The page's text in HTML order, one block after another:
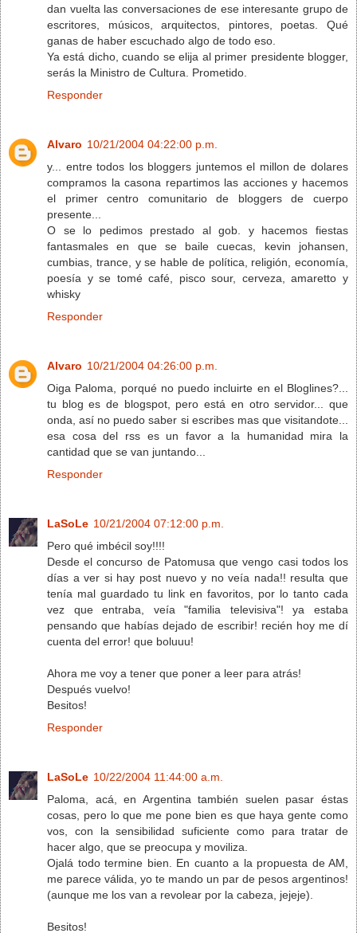
dan vuelta las conversaciones de ese interesante grupo de
escritores, músicos, arquitectos, pintores, poetas. Qué
ganas de haber escuchado algo de todo eso.
Ya está dicho, cuando se elija al primer presidente blogger,
serás la Ministro de Cultura. Prometido.
Responder
Alvaro 10/21/2004 04:22:00 p.m.
y... entre todos los bloggers juntemos el millon de dolares
compramos la casona repartimos las acciones y hacemos
el primer centro comunitario de bloggers de cuerpo
presente...
O se lo pedimos prestado al gob. y hacemos fiestas
fantasmales en que se baile cuecas, kevin johansen,
cumbias, trance, y se hable de política, religión, economía,
poesía y se tomé café, pisco sour, cerveza, amaretto y
whisky
Responder
Alvaro 10/21/2004 04:26:00 p.m.
Oiga Paloma, porqué no puedo incluirte en el Bloglines?...
tu blog es de blogspot, pero está en otro servidor... que
onda, así no puedo saber si escribes mas que visitandote...
esa cosa del rss es un favor a la humanidad mira la
cantidad que se van juntando...
Responder
LaSoLe 10/21/2004 07:12:00 p.m.
Pero qué imbécil soy!!!!
Desde el concurso de Patomusa que vengo casi todos los
días a ver si hay post nuevo y no veía nada!! resulta que
tenía mal guardado tu link en favoritos, por lo tanto cada
vez que entraba, veía "familia televisiva"! ya estaba
pensando que habías dejado de escribir! recién hoy me dí
cuenta del error! que boluuu!
Ahora me voy a tener que poner a leer para atrás!
Después vuelvo!
Besitos!
Responder
LaSoLe 10/22/2004 11:44:00 a.m.
Paloma, acá, en Argentina también suelen pasar éstas
cosas, pero lo que me pone bien es que haya gente como
vos, con la sensibilidad suficiente como para tratar de
hacer algo, que se preocupa y moviliza.
Ojalá todo termine bien. En cuanto a la propuesta de AM,
me parece válida, yo te mando un par de pesos argentinos!
(aunque me los van a revolear por la cabeza, jejeje).
Besitos!